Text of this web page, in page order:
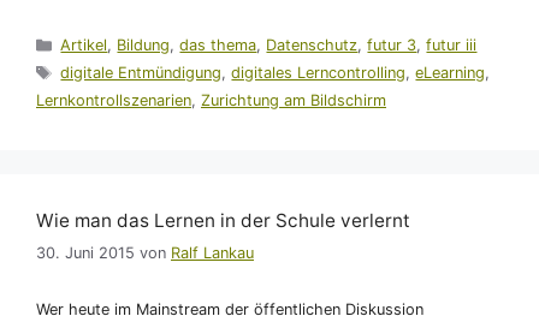
Kategorien
Artikel, Bildung,das thema, Datenschutz,futur 3,futur iii
Schlagwörter
digitale Entmündigung,digitales Lerncontrolling,eLearning,
Lernkontrollszenarien, Zurichtung am Bildschirm
Wie man das Lernen in der Schule verlernt
30. Juni 2015 von Ralf Lankau
Wer heute im Mainstream der öffentlichen Diskussion